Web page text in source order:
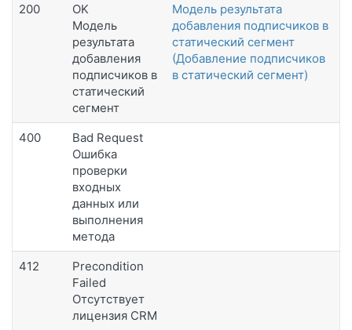
200
OK
Модель
результата
добавления
подписчиков в
статический
сегмент
Модель результата
добавления подписчиков в
статический сегмент
(Добавление подписчиков
в статический сегмент)
400
Bad Request
Ошибка
проверки
входных
данных или
выполнения
метода
412
Precondition
Failed
Отсутствует
лицензия CRM